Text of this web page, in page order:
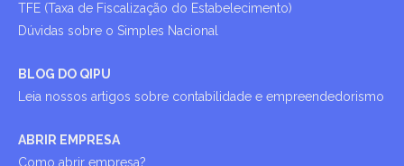
TFE (Taxa de Fiscalização do Estabelecimento)
Dúvidas sobre o Simples Nacional
BLOG DO QIPU
Leia nossos artigos sobre contabilidade e empreendedorismo
ABRIR EMPRESA
Como abrir empresa?